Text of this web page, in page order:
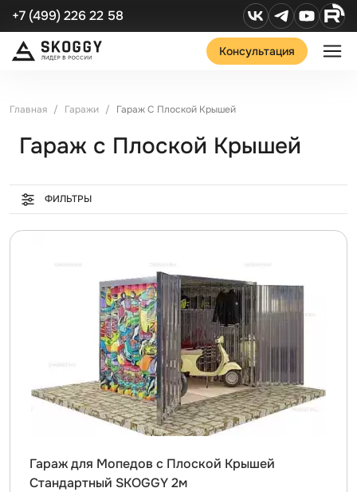
+7 (499) 226 22 58
Консультация
Главная Гаражи Гараж С Плоской Крышей
Гараж с Плоской Крышей
ФИЛЬТРЫ
Гараж для Мопедов с Плоской Крышей
Стандартный SKOGGY 2м